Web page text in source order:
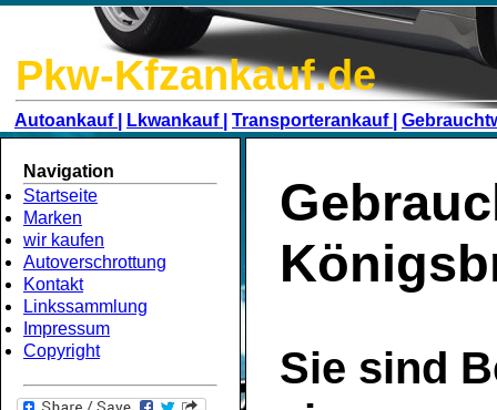
Pkw-Kfzankauf.de
Autoankauf | Lkwankauf | Transporterankauf |
Navigation
Startseite
Marken
wir kaufen
Autoverschrottung
Kontakt
Linkssammlung
Impressum
Copyright
Sie sind